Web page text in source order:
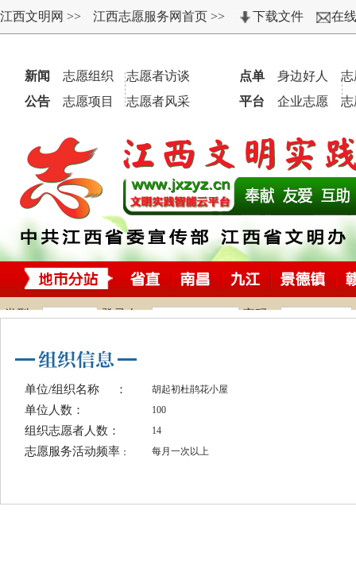
单位/组织名称 ： 胡起初杜鹃花小屋
单位人数： 100
组织志愿者人数： 14
志愿服务活动频率 ： 每月一次以上